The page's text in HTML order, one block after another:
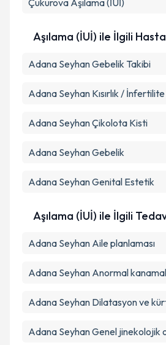
Çukurova Aşılama (İUİ)
Aşılama (İUİ) ile İlgili
Adana Seyhan Gebelik Takibi
Adana Seyhan Kısırlık / İnfertilite
Adana Seyhan Çikolota Kisti
Adana Seyhan Gebelik
Adana Seyhan Genital Estetik
Aşılama (İUİ) ile İlgili
Adana Seyhan Aile planlaması
Adana Seyhan Anormal
Adana Seyhan Dilatasyon ve
Adana Seyhan Genel jinekolojik